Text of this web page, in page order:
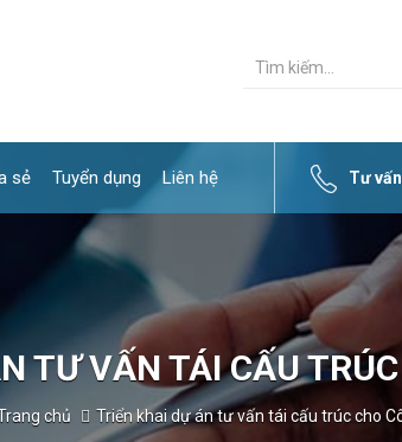
sẻ Tuyển dụng Liên hệ Tư
TƯ VẤN TÁI CẤU
chủ Triển khai dự án tư vấn tái cấu trúc cho